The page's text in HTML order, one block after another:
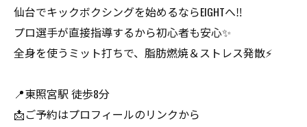
仙台でキックボクシングを始めるならEIGHTへ‼️
プロ選手が直接指導するから初心者も安心✨
全身を使うミット打ちで、脂肪燃焼＆ストレス発散⚡️
📍東照宮駅 徒歩8分
📩ご予約はプロフィールのリンクから